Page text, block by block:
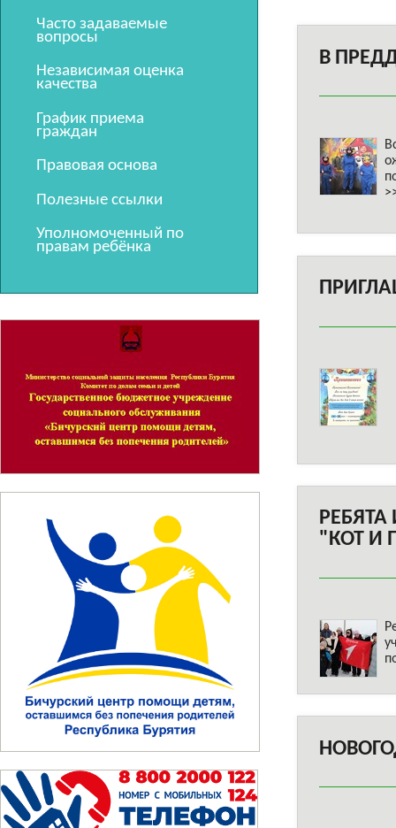
Часто задаваемые
вопросы
Независимая оценка
качества
График приема
граждан
Правовая основа
Полезные ссылки
Уполномоченный по
правам ребёнка
В
"КОТ И